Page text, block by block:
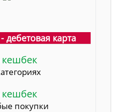
карта
кешбек
кешбек
покупки